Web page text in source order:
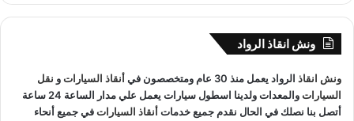
:
ونش انقاذ الرواد
ونش انقاذ الرواد يعمل منذ 30 عام ومتخصصون في أنقاذ السياراتو نقل
السيارات
والمعدات ولدينا اسطول سيارات يعمل علي مدار الساعة 24 ساعة
أتصل بنا نصلك في الحال نقدم جميع خدماتأنقاذ السياراتفي جميع أنحاء